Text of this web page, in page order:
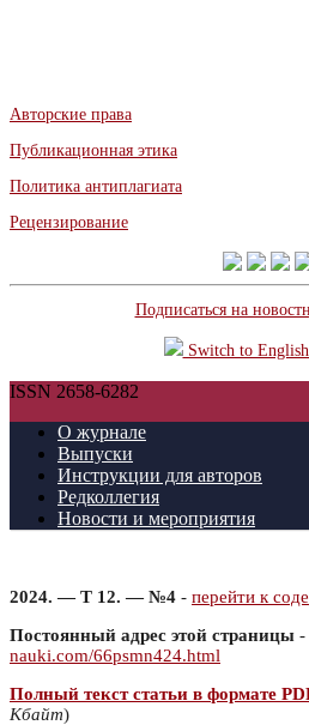
Авторские права
Публикационная этика
Политика антиплагиата
Рецензирование
Подписаться на
Switch to English
ISSN 2658-6282
О журнале
Выпуски
Инструкции для авторов
Редколлегия
Новости и мероприятия
2024. — Т 12. — №4 - перейти к
Постоянный адрес этой страницы -
nauki.com/66psmn424.html
Полный текст статьи в формате
Кбайт)